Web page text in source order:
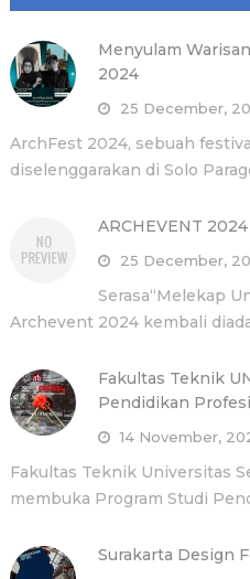
Menyulam
2024
25 December,
ArchFest 2024, sebuah
diselenggarakan di Solo
ARCHEVENT 2024
25 December,
Serasa“Melekap
Archevent 2024 kembali
Fakultas Teknik
Pendidikan
14 November,
Fakultas Teknik Universitas
membuka Program Studi
Surakarta Design